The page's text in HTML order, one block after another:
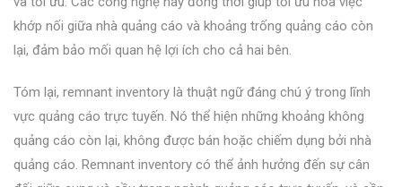
khớp nối giữa nhà quảng cáo và khoảng trống quảng cáo còn
lại, đảm bảo mối quan hệ lợi ích cho cả hai bên.
Tóm lại, remnant inventory là thuật ngữ đáng chú ý trong lĩnh
vực quảng cáo trực tuyến. Nó thể hiện những khoảng không
quảng cáo còn lại, không được bán hoặc chiếm dụng bởi nhà
quảng cáo. Remnant inventory có thể ảnh hưởng đến sự cân